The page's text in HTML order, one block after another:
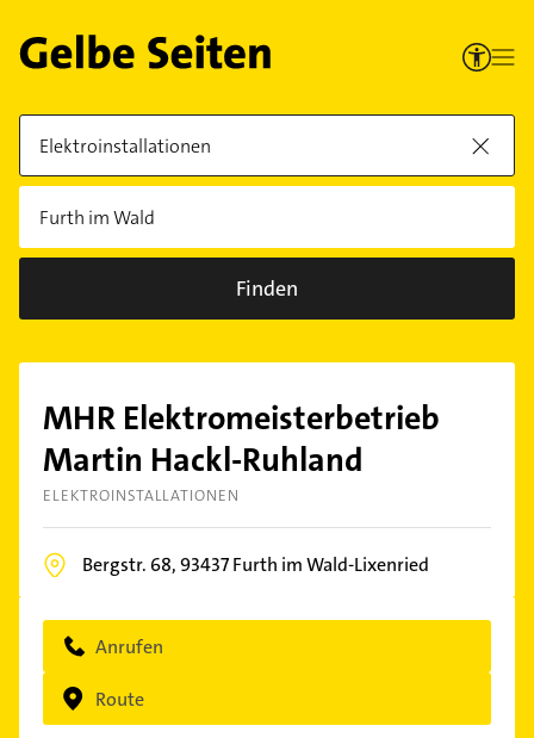
Finden
MHR Elektromeisterbetrieb
Martin Hackl-Ruhland
ELEKTROINSTALLATIONEN
Bergstr. 68,93437Furth im Wald-Lixenried
Anrufen
Route